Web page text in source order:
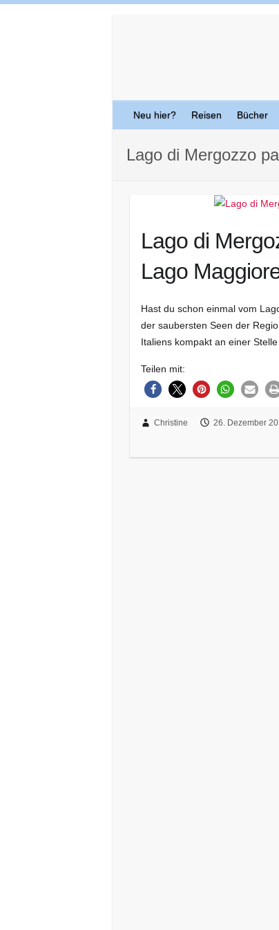
Neu hier? Reisen Bücher
Lago di Mergozzo
Lago di
Lago
Hast du schon einmal vom
der saubersten Seen der
Italiens kompakt an einer
Teilen mit:
Christine 26. Dezember